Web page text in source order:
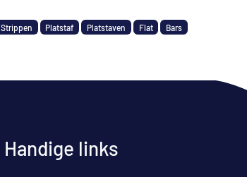
Strippen Platstaf Platstaven Flat Bars
Handige links